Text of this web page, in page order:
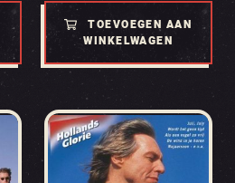
TOEVOEGEN AAN
WINKELWAGEN